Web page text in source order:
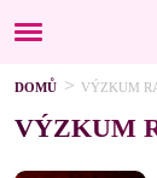
DOMŮ VÝZKUM
VÝZKUM